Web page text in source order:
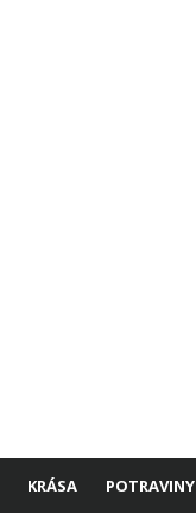
KRÁSA POTRAVINY